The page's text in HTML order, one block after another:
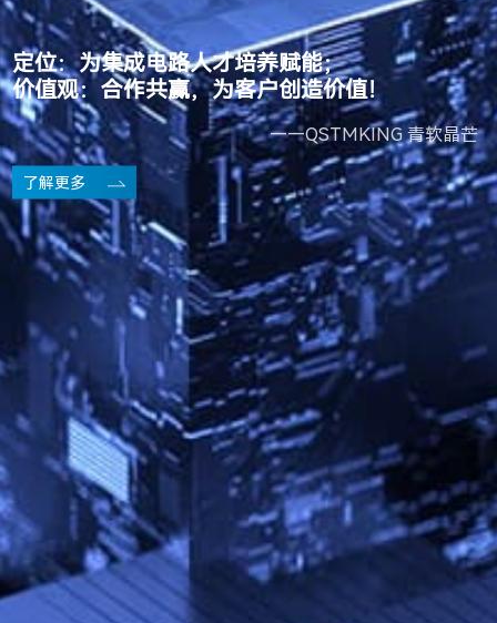
定位：为集成电路人才培养赋能；
价值观：合作共赢，为客户创造价值！
——QSTMKING 青软晶芒
了解更多